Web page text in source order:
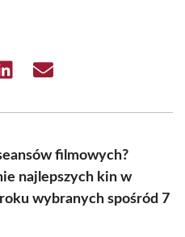
Share Share
filmowych?
najlepszych kin w
wybranych spośród 7